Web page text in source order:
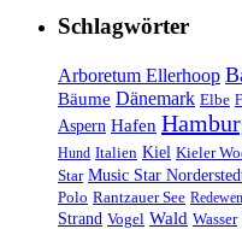
Schlagwörter
Arboretum Ellerhoop
Bäume Dänemark Elbe
Aspern Hafen
Hund Italien Kiel Kieler
Star Music Star
Polo Rantzauer See
Strand Vogel Wald Wasser